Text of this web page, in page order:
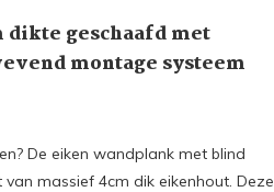
dikte geschaafd met
montage systeem
De eiken wandplank met blind
massief 4cm dik eikenhout. Deze